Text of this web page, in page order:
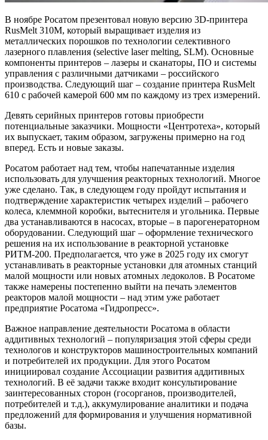
В ноябре Росатом презентовал новую версию 3D-принтера
RusMelt 310М, который выращивает изделия из
металлических порошков по технологии селективного
лазерного плавления (selective laser melting, SLM). Основные
компоненты принтеров – лазеры и сканаторы, ПО и системы
управления с различными датчиками – российского
производства. Следующий шаг – создание принтера RusMelt
610 с рабочей камерой 600 мм по каждому из трех измерений.
Девять серийных принтеров готовы приобрести
потенциальные заказчики. Мощности «Центротеха», который
их выпускает, таким образом, загружены примерно на год
вперед. Есть и новые заказы.
Росатом работает над тем, чтобы напечатанные изделия
использовать для улучшения реакторных технологий. Многое
уже сделано. Так, в следующем году пройдут испытания и
подтверждение характеристик четырех изделий – рабочего
колеса, клеммной коробки, вытеснителя и угольника. Первые
два устанавливаются в насосах, вторые – в парогенераторном
оборудовании. Следующий шаг – оформление технического
решения на их использование в реакторной установке
РИТМ-200. Предполагается, что уже в 2025 году их смогут
устанавливать в реакторные установки для атомных станций
малой мощности или новых атомных ледоколов. В Росатоме
также намерены постепенно выйти на печать элементов
реакторов малой мощности – над этим уже работает
предприятие Росатома «Гидропресс».
Важное направление деятельности Росатома в области
аддитивных технологий – популяризация этой сферы среди
технологов и конструкторов машиностроительных компаний
и потребителей их продукции. Для этого Росатом
инициировал создание Ассоциации развития аддитивных
технологий. В её задачи также входит консультирование
заинтересованных сторон (госорганов, производителей,
потребителей и т.д.), аккумулирование аналитики и подача
предложений для формирования и улучшения нормативной
базы.